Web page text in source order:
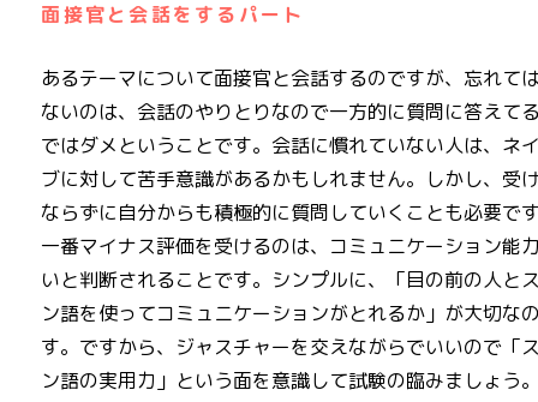
面接官と会話をするパート
あるテーマについて面接官と会話するのですが、忘れて
ないのは、会話のやりとりなので一方的に質問に答えて
ではダメということです。会話に慣れていない人は、ネ
ブに対して苦手意識があるかもしれません。しかし、受
ならずに自分からも積極的に質問していくことも必要で
一番マイナス評価を受けるのは、コミュニケーション能
いと判断されることです。シンプルに、「目の前の人と
ン語を使ってコミュニケーションがとれるか」が大切な
す。ですから、ジャスチャーを交えながらでいいので「
ン語の実用力」という面を意識して試験の臨みましょう